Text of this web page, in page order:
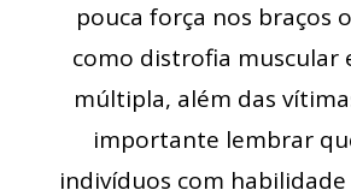
pouca força nos braços
como distrofia muscular
múltipla, além das
importante lembrar
indivíduos com